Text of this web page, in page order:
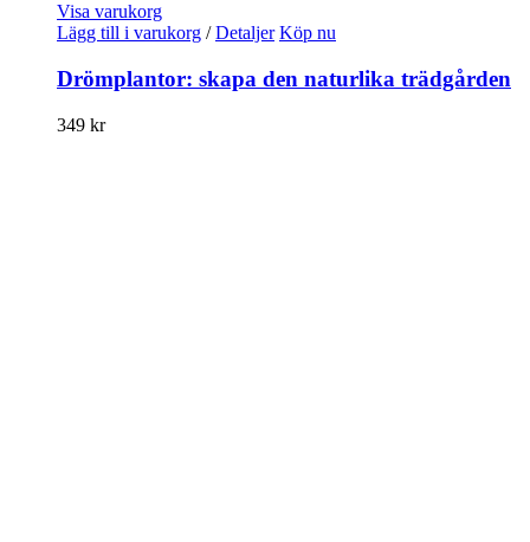
Visa varukorg
Lägg till i varukorg / Detaljer Köp nu
Drömplantor: skapa den naturlika trädgården
349 kr